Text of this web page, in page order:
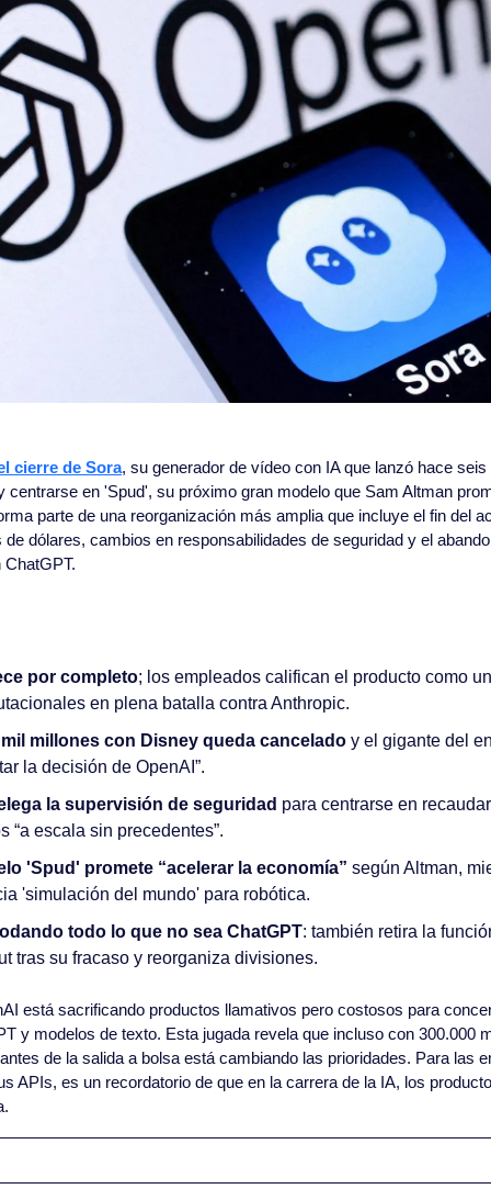
cierre de Sora, su generador de vídeo con IA que lanzó hace
centrarse en 'Spud', su próximo gran modelo que Sam Altman
parte de una reorganización más amplia que incluye el fin del
dólares, cambios en responsabilidades de seguridad y el
por completo; los empleados califican el producto como
en plena batalla contra Anthropic.
millones con Disney queda cancelado y el gigante del
la decisión de OpenAI”.
la supervisión de seguridad para centrarse en
“a escala sin precedentes”.
'Spud' promete “acelerar la economía” según Altman,
'simulación del mundo' para robótica.
todo lo que no sea ChatGPT: también retira la
tras su fracaso y reorganiza divisiones.
está sacrificando productos llamativos pero costosos para
y modelos de texto. Esta jugada revela que incluso con 300.000
de la salida a bolsa está cambiando las prioridades. Para las
APIs, es un recordatorio de que en la carrera de la IA, los